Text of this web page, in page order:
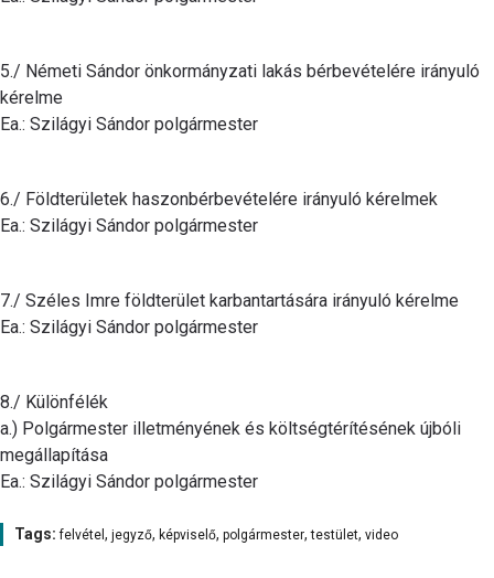
5./ Németi Sándor önkormányzati lakás bérbevételére irányuló
kérelme
Ea.: Szilágyi Sándor polgármester
6./ Földterületek haszonbérbevételére irányuló kérelmek
Ea.: Szilágyi Sándor polgármester
7./ Széles Imre földterület karbantartására irányuló kérelme
Ea.: Szilágyi Sándor polgármester
8./ Különfélék
a.) Polgármester illetményének és költségtérítésének újbóli
megállapítása
Ea.: Szilágyi Sándor polgármester
Tags:felvétel , jegyző, képviselő, polgármester,testület, video